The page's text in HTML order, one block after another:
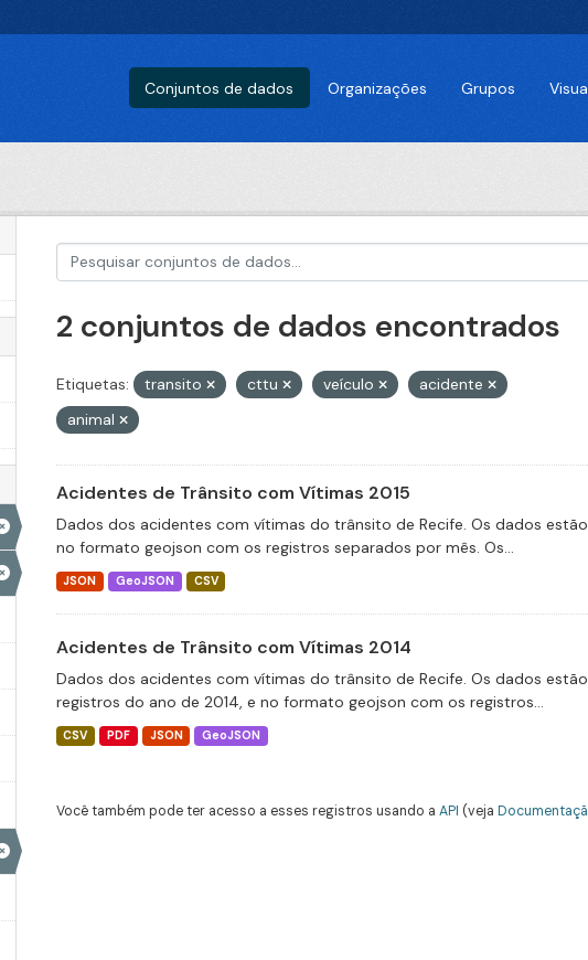
Conjuntos de dados Organizações Grupos
2 conjuntos de dados encontrados
Etiquetas: transito cttu veículo
acidente
animal
Acidentes de Trânsito com Vítimas 2015
Dados dos acidentes com vítimas do trânsito de Recife. Os dados
no formato geojson com os registros separados por mês. Os...
JSON GeoJSON CSV
Acidentes de Trânsito com Vítimas 2014
Dados dos acidentes com vítimas do trânsito de Recife. Os dados
registros do ano de 2014, e no formato geojson com os registros...
CSV PDF JSON GeoJSON
Você também pode ter acesso a esses registros usando a API (veja